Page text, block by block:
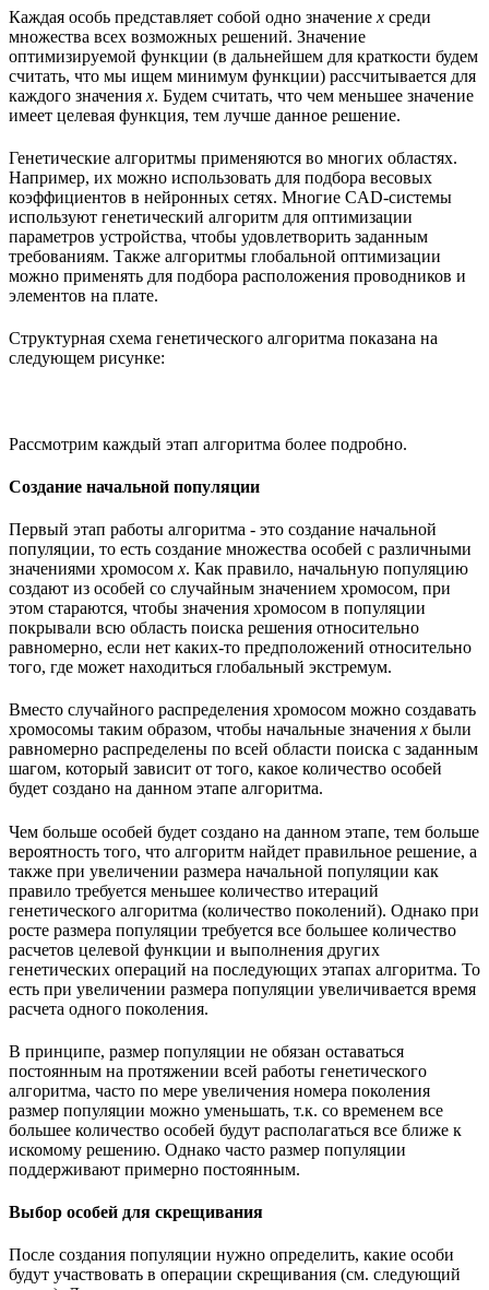
Каждая особь представляет собой одно значение x среди
множества всех возможных решений. Значение
оптимизируемой функции (в дальнейшем для краткости будем
считать, что мы ищем минимум функции) рассчитывается для
каждого значения x. Будем считать, что чем меньшее значение
имеет целевая функция, тем лучше данное решение.
Генетические алгоритмы применяются во многих областях.
Например, их можно использовать для подбора весовых
коэффициентов в нейронных сетях. Многие CAD-системы
используют генетический алгоритм для оптимизации
параметров устройства, чтобы удовлетворить заданным
требованиям. Также алгоритмы глобальной оптимизации
можно применять для подбора расположения проводников и
элементов на плате.
Структурная схема генетического алгоритма показана на
следующем рисунке:
Рассмотрим каждый этап алгоритма более подробно.
Создание начальной популяции
Первый этап работы алгоритма - это создание начальной
популяции, то есть создание множества особей с различными
значениями хромосом x. Как правило, начальную популяцию
создают из особей со случайным значением хромосом, при
этом стараются, чтобы значения хромосом в популяции
покрывали всю область поиска решения относительно
равномерно, если нет каких-то предположений относительно
того, где может находиться глобальный экстремум.
Вместо случайного распределения хромосом можно создавать
хромосомы таким образом, чтобы начальные значения x были
равномерно распределены по всей области поиска с заданным
шагом, который зависит от того, какое количество особей
будет создано на данном этапе алгоритма.
Чем больше особей будет создано на данном этапе, тем больше
вероятность того, что алгоритм найдет правильное решение, а
также при увеличении размера начальной популяции как
правило требуется меньшее количество итераций
генетического алгоритма (количество поколений). Однако при
росте размера популяции требуется все большее количество
расчетов целевой функции и выполнения других
генетических операций на последующих этапах алгоритма. То
есть при увеличении размера популяции увеличивается время
расчета одного поколения.
В принципе, размер популяции не обязан оставаться
постоянным на протяжении всей работы генетического
алгоритма, часто по мере увеличения номера поколения
размер популяции можно уменьшать, т.к. со временем все
большее количество особей будут располагаться все ближе к
искомому решению. Однако часто размер популяции
поддерживают примерно постоянным.
Выбор особей для скрещивания
После создания популяции нужно определить, какие особи
будут участвовать в операции скрещивания (см. следующий